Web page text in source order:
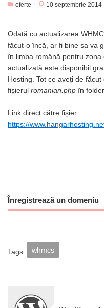
oferte 10 septembrie 2014
Odată cu actualizarea
făcut-o încă, ar fi bine sa va
în limba română pentru zona
actualizată este disponibil
Hosting. Tot ce aveți de
fișierul romanian.php în
Link direct către fișier:
https://
Înregistrează un domeniu
Tags: whmcs